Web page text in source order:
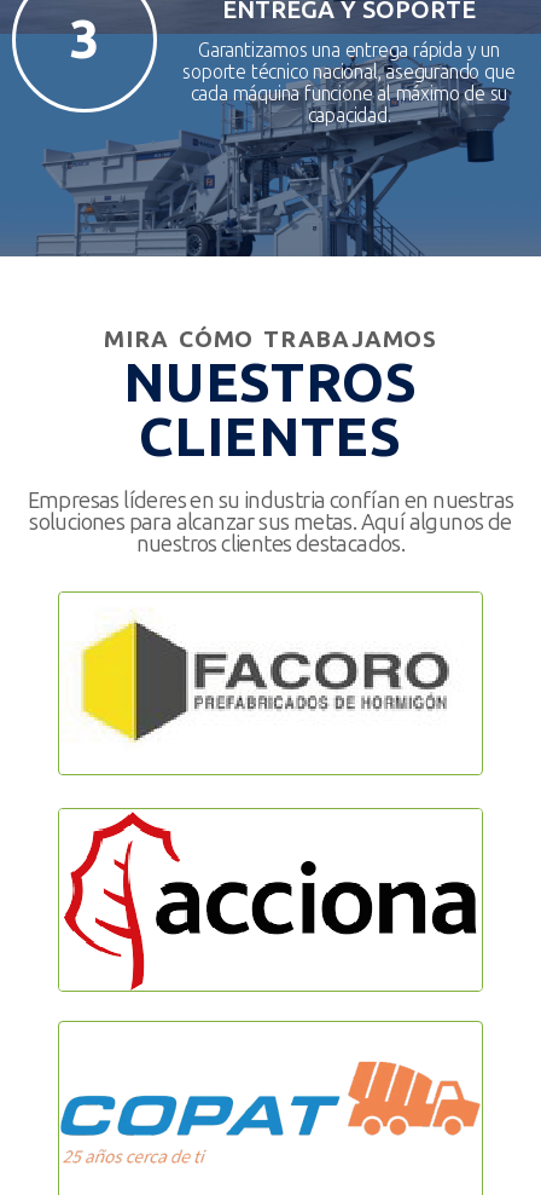
3 ENTREGA Y SOPORTE
Garantizamos una entrega rápida y un
soporte técnico nacional, asegurando que
cada máquina funcione al máximo de su
capacidad.
MIRA CÓMO TRABAJAMOS
NUESTROS
CLIENTES
Empresas líderes en su industria confían en nuestras
soluciones para alcanzar sus metas. Aquí algunos de
nuestros clientes destacados.